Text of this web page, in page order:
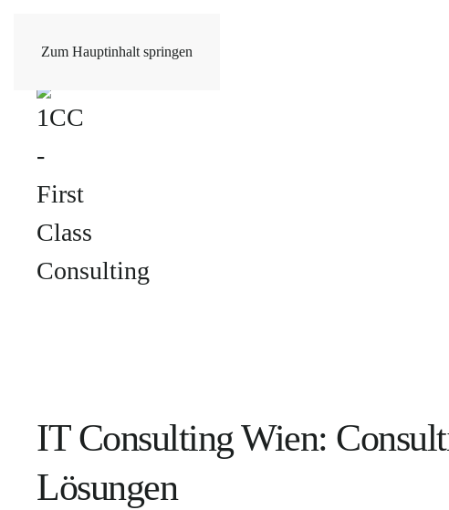
Zum Hauptinhalt springen
IT Consulting Wien:
Lösungen